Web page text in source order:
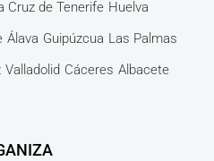
Cruz de Tenerife Huelva
Álava Guipúzcua Las Palmas
Valladolid Cáceres Albacete